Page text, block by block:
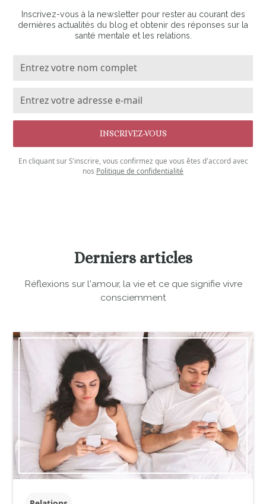
Inscrivez-vous à la newsletter pour rester au courant des
dernières actualités du blog et obtenir des réponses sur la
santé mentale et les relations.
En cliquant sur S'inscrire, vous confirmez que vous êtes d'accord avec
nos Politique de confidentialité
Derniers articles
Réflexions sur l'amour, la vie et ce que signifie vivre
consciemment